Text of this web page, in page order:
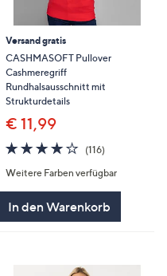
Versand gratis
CASHMASOFT Pullover
Cashmeregriff
Rundhalsausschnitt mit
Strukturdetails
€ 11,99
4.0
von
5
(116)116
Weitere Farben verfügbar
In den Warenkorb